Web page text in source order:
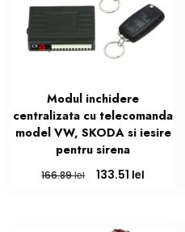
Modul inchidere
centralizata cu telecomanda
model VW, SKODA si iesire
pentru sirena
166.89lei
Prețul
133.51 lei